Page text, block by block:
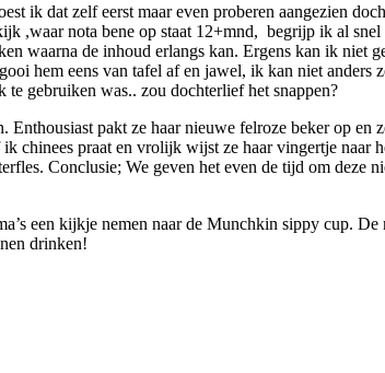
ik dat zelf eerst maar even proberen aangezien
nota bene op staat 12+mnd, begrijp ik al snel
waarna de inhoud erlangs kan. Ergens kan ik niet
hem eens van tafel af en jawel, ik kan niet anders
gebruiken was.. zou dochterlief het snappen?
pakt ze haar nieuwe felroze beker op en
praat en vrolijk wijst ze haar vingertje naar
Conclusie; We geven het even de tijd om deze
een kijkje nemen naar de Munchkin sippy cup.
drinken!